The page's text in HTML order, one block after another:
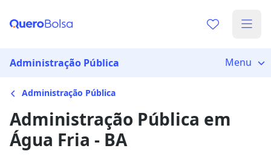
Administração Pública Menu
Administração Pública
Administração Pública em
Água Fria - BA